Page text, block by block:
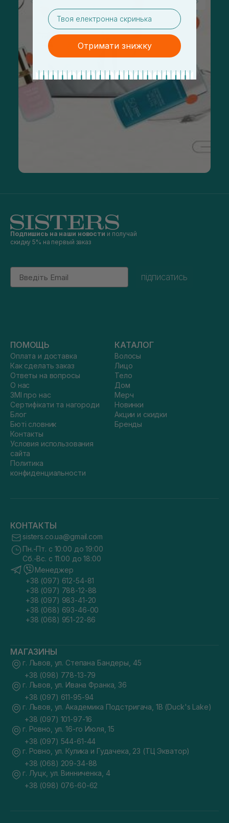
Подпишись на наши новости и получай
скидку 5% на первый заказ
Email
підписатись
ПОМОЩЬ
Оплата и доставка
Как сделать заказ
Ответы на вопросы
О нас
ЗМІ про нас
Сертифікати та нагороди
Блог
Бюті словник
Контакты
Условия использования
сайта
Политика
конфиденциальности
КАТАЛОГ
Волосы
Лицо
Тело
Дом
Мерч
Новинки
Акции и скидки
Бренды
КОНТАКТЫ
sisters.co.ua@gmail.com
Пн.-Пт. с 10:00 до 19:00
Сб.-Вс. с 11:00 до 18:00
Менеджер
+38 (097) 612-54-81
+38 (097) 788-12-88
+38 (097) 983-41-20
+38 (068) 693-46-00
+38 (068) 951-22-86
МАГАЗИНЫ
г. Львов, ул. Степана Бандеры, 45
+38 (098) 778-13-79
г. Львов, ул. Ивана Франка, 36
+38 (097) 611-95-94
г. Львов, ул. Академика Подстригача, 1В (Duck's Lake)
+38 (097) 101-97-16
г. Ровно, ул. 16-го Июля, 15
+38 (097) 544-61-44
г. Ровно, ул. Кулика и Гудачека, 23 (ТЦ Экватор)
+38 (068) 209-34-88
г. Луцк, ул. Винниченка, 4
+38 (098) 076-60-62
email
Отримати знижку